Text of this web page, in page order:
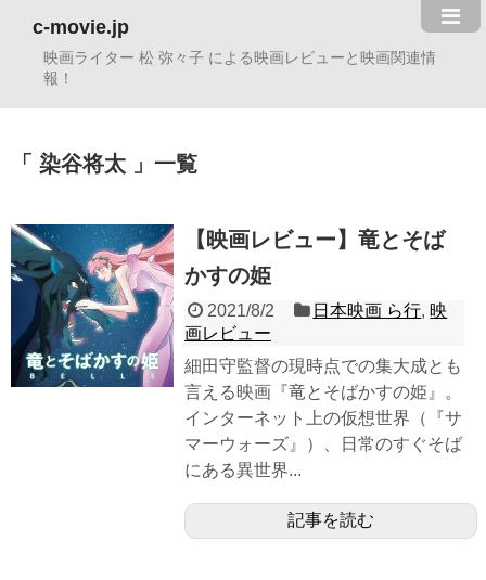
c-movie.jp
映画ライター 松 弥々子 による映画レビューと映画関連情
報！
染谷将太 一覧
【映画レビュー】竜とそば
かすの姫
2021/8/2 日本映画 ら行, 映
画レビュー
細田守監督の現時点での集大成とも
言える映画『竜とそばかすの姫』。
インターネット上の仮想世界（『サ
マーウォーズ』）、日常のすぐそば
にある異世界...
記事を読む